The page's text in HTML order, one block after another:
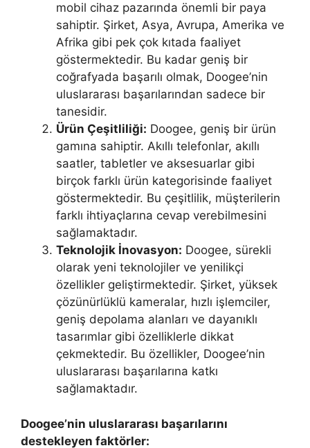
mobil cihaz pazarında önemli bir paya
sahiptir. Şirket, Asya, Avrupa, Amerika ve
Afrika gibi pek çok kıtada faaliyet
göstermektedir. Bu kadar geniş bir
coğrafyada başarılı olmak, Doogee’nin
uluslararası başarılarından sadece bir
tanesidir.
Ürün Çeşitliliği: Doogee, geniş bir ürün
gamına sahiptir. Akıllı telefonlar, akıllı
saatler, tabletler ve aksesuarlar gibi
birçok farklı ürün kategorisinde faaliyet
göstermektedir. Bu çeşitlilik, müşterilerin
farklı ihtiyaçlarına cevap verebilmesini
sağlamaktadır.
Teknolojik İnovasyon: Doogee, sürekli
olarak yeni teknolojiler ve yenilikçi
özellikler geliştirmektedir. Şirket, yüksek
çözünürlüklü kameralar, hızlı işlemciler,
geniş depolama alanları ve dayanıklı
tasarımlar gibi özelliklerle dikkat
çekmektedir. Bu özellikler, Doogee’nin
uluslararası başarılarına katkı
sağlamaktadır.
Doogee’nin uluslararası başarılarını
destekleyen faktörler: